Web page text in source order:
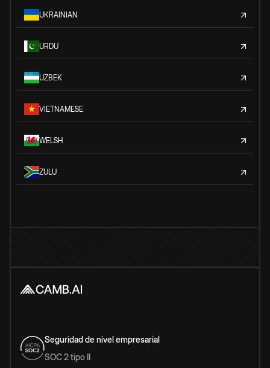
UKRAINIAN
URDU
UZBEK
VIETNAMESE
WELSH
ZULU
Seguridad de nivel empresarial
SOC 2 tipo II